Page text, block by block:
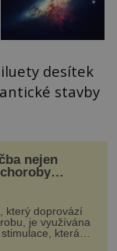
desítek
stavby
nejen
který doprovází
je využívána
která
invazivní